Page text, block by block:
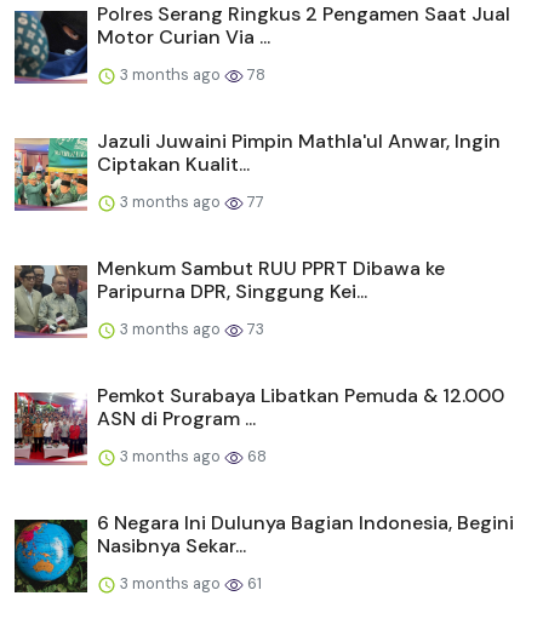
Polres Serang Ringkus 2 Pengamen Saat Jual
Motor Curian Via ...
3 months ago 78
Jazuli Juwaini Pimpin Mathla'ul Anwar, Ingin
Ciptakan Kualit...
3 months ago 77
Menkum Sambut RUU PPRT Dibawa ke
Paripurna DPR, Singgung Kei...
3 months ago 73
Pemkot Surabaya Libatkan Pemuda & 12.000
ASN di Program ...
3 months ago 68
6 Negara Ini Dulunya Bagian Indonesia, Begini
Nasibnya Sekar...
3 months ago 61